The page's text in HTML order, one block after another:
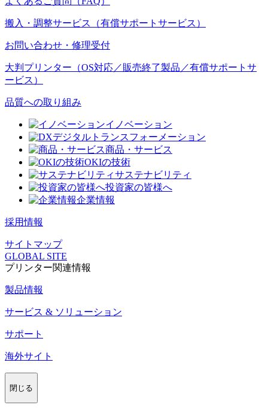
搬入・調整サービス（有償サポートサービス）
お問い合わせ・修理受付
大判プリンター（OS対応／販売終了製品／有償サポートサ
ービス）
品質への取り組み
イノベーション
デジタルトランスフォーメーション
商品・サービス
OKIの技術
サステナビリティ
投資家の皆様へ
企業情報
採用情報
サイトマップ
GLOBAL SITE
プリンター関連情報
製品情報
サービス & ソリューション
サポート
海外サイト
閉じる